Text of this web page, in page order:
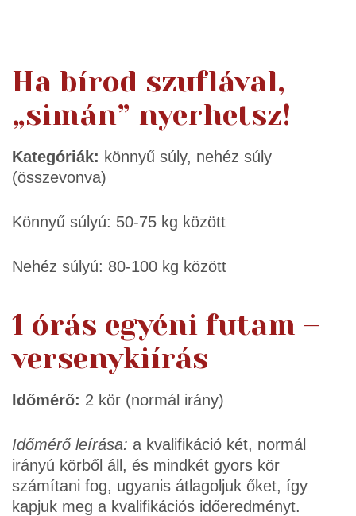
Ha bírod szuflával,
„simán” nyerhetsz!
Kategóriák: könnyű súly, nehéz súly
(összevonva)
Könnyű súlyú: 50-75 kg között
Nehéz súlyú: 80-100 kg között
1 órás egyéni futam –
versenykiírás
Időmérő: 2 kör (normál irány)
Időmérő leírása: a kvalifikáció két, normál
irányú körből áll, és mindkét gyors kör
számítani fog, ugyanis átlagoljuk őket, így
kapjuk meg a kvalifikációs időeredményt.